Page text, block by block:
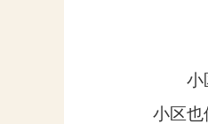
小
小区也